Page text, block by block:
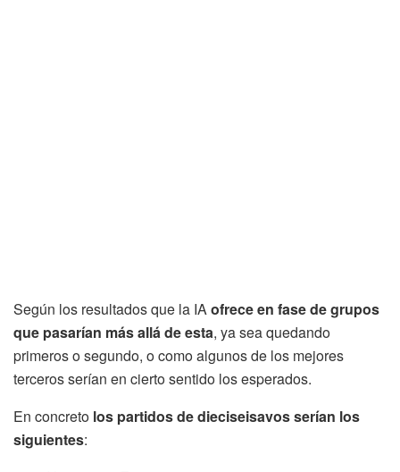
Según los resultados que la IAofrece en fase de grupos
que pasarían más allá de esta, ya sea quedando
primeros o segundo, o como algunos de los mejores
terceros serían en cierto sentido los esperados.
En concreto los partidos de dieciseisavos serían los
siguientes: